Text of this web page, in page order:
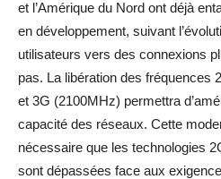
et l’Amérique du Nord ont déjà
en développement, suivant
utilisateurs vers des connexions
pas. La libération des fréquences
et 3G (2100MHz) permettra
capacité des réseaux. Cette
nécessaire que les technologies
sont dépassées face aux